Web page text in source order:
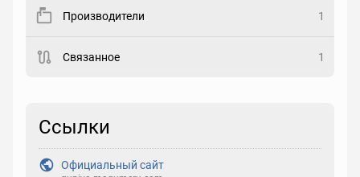
Рейтинг
Реакция
Производители 1
Связанное 1
Ссылки
Официальный сайт